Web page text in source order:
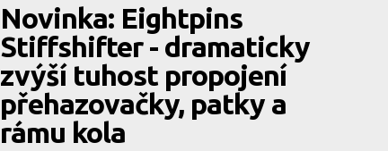
Novinka: Eightpins
Stiffshifter - dramaticky
zvýší tuhost propojení
přehazovačky, patky a
rámu kola